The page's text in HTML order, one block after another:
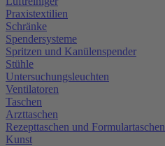
Praxistextilien
Schränke
Spendersysteme
Spritzen und Kanülenspender
Stühle
Untersuchungsleuchten
Ventilatoren
Taschen
Arzttaschen
Rezepttaschen und Formulartaschen
Kunst